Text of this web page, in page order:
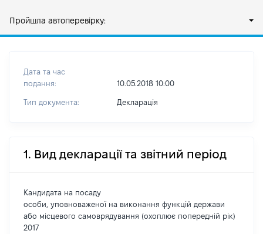
Пройшла автоперевірку:
Дата та час
подання:
10.05.2018 10:00
Тип документа: Декларація
1. Вид декларації та звітний період
Кандидата на посаду
особи, уповноваженої на виконання функцій держави
або місцевого самоврядування (охоплює попередній рік)
2017